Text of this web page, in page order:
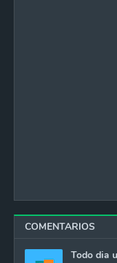
COMENTARIOS
Todo dia